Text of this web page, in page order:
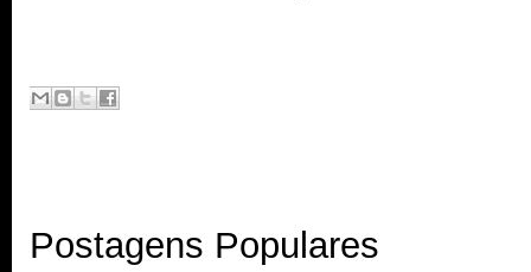
Postagens Populares